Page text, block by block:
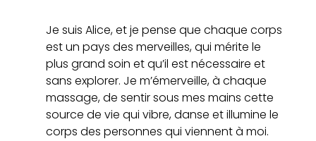
Je suis Alice, et je pense que chaque corps
est un pays des merveilles, qui mérite le
plus grand soin et qu’il est nécessaire et
sans explorer. Je m’émerveille, à chaque
massage, de sentir sous mes mains cette
source de vie qui vibre, danse et illumine le
corps des personnes qui viennent à moi.